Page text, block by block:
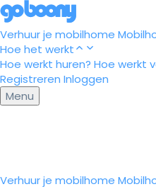
Verhuur je mobilhome
Hoe het werkt
Hoe werkt huren? Hoe werkt
Registreren Inloggen
Menu
Verhuur je mobilhome